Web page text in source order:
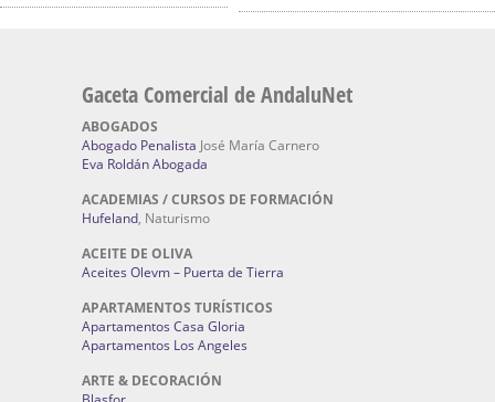
Gaceta Comercial de AndaluNet
ABOGADOS
Abogado Penalista José María Carnero
Eva Roldán Abogada
ACADEMIAS / CURSOS DE FORMACIÓN
Hufeland, Naturismo
ACEITE DE OLIVA
Aceites Olevm – Puerta de Tierra
APARTAMENTOS TURÍSTICOS
Apartamentos Casa Gloria
Apartamentos Los Angeles
ARTE & DECORACIÓN